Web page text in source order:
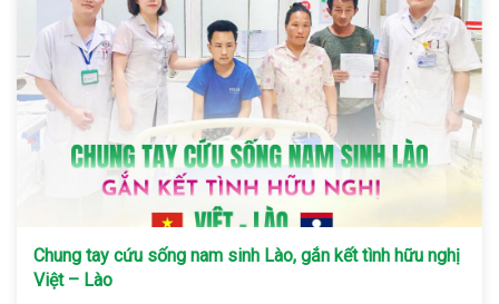
Chung tay cứu sống nam sinh Lào, gắn kết tình hữu nghị
Việt – Lào